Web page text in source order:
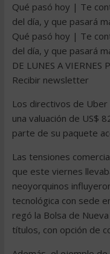
Qué pasó hoy | Te
del día, y que pasará
Qué pasó hoy | Te
del día, y que pasará
DE LUNES A VIERNES
Recibir newsletter
Los directivos de
una valuación de US$
parte de su paquete
Las tensiones
que este viernes
neoyorquinos
tecnológica con sede
regó la Bolsa de
títulos, con opción de